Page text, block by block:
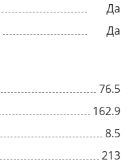
Да
Да
76.5
162.9
8.5
213